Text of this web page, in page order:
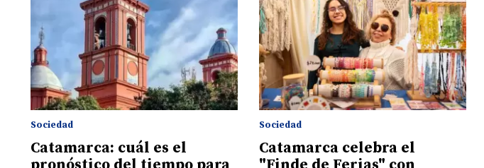
Sociedad
Catamarca: cuál es el
Sociedad
Catamarca celebra el